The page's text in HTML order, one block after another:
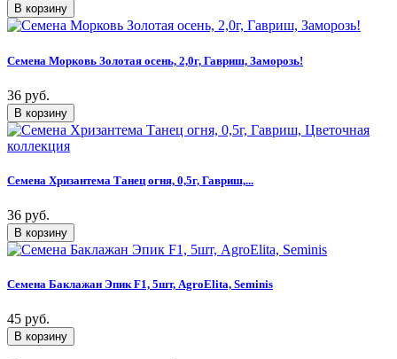
Семена Морковь Золотая осень, 2,0г, Гавриш, Заморозь!
36 руб.
Семена Хризантема Танец огня, 0,5г, Гавриш,...
36 руб.
Семена Баклажан Эпик F1, 5шт, AgroElita, Seminis
45 руб.